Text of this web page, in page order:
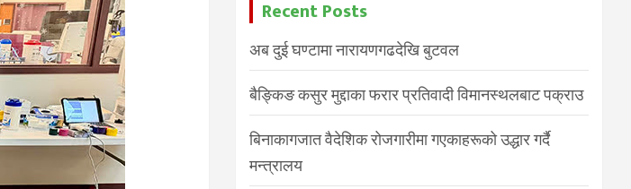
Recent Posts
अब दुई घण्टामा नारायणगढदेखि बुटवल
बैङ्किङ कसुर मुद्दाका फरार प्रतिवादी विमानस्थलबाट पक्राउ
बिनाकागजात वैदेशिक रोजगारीमा गएकाहरूको उद्धार गर्दै
मन्त्रालय